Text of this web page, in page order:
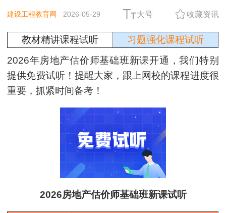
建设工程教育网 2026-05-29 大号 收藏资讯
教材精讲课程试听
习题强化课程试听
2026年房地产估价师基础班新课开通，我们特别
提供免费试听！提醒大家，跟上网校的课程进度很
重要，抓紧时间备考！
2026房地产估价师基础班新课试听